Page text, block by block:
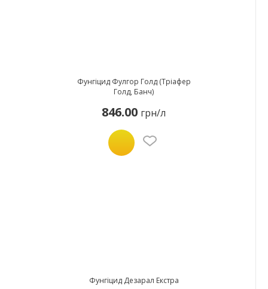
Фунгіцид Фулгор Голд (Тріафер
Голд, Банч)
846.00 грн/л
Фунгіцид Дезарал Екстра